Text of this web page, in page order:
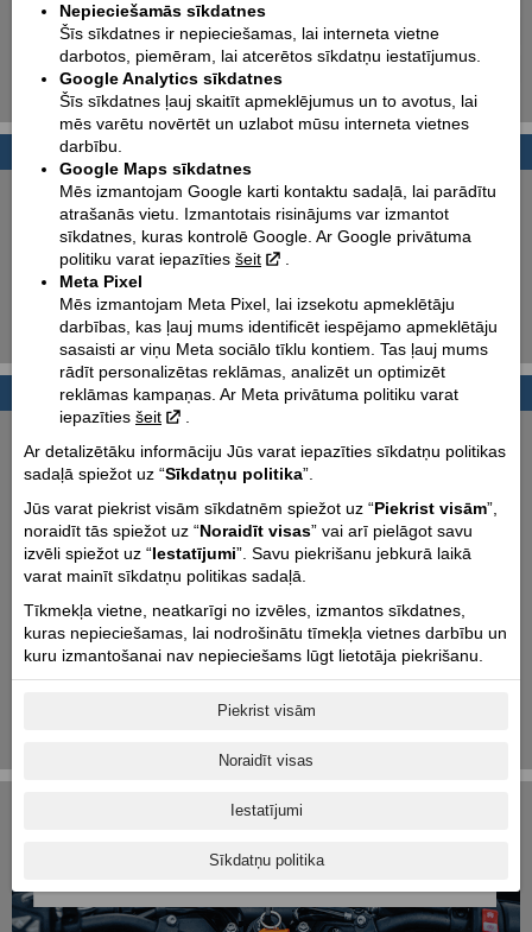
Izvēlēties
Izvēlēties
Meklēt!
Foto galerijas
PIAGGIO 50cc motorolleri
PIAGGIO MP3 350 & 500
Trīsriteņu inovācija.
100 % itāļu elegance!
Piaggio Group modeļiem
2026-07-07
Motociklu uzglabāšana & transportēšana
2023-10-11
Aktuālās akcijas
2025-06-18
Atlaide dienesta biedriem
2024-09-11
Nepieciešamās sīkdatnes
Šīs sīkdatnes ir nepieciešamas, lai interneta vietne
darbotos, piemēram, lai atcerētos sīkdatņu iestatījumus.
Google Analytics sīkdatnes
Šīs sīkdatnes ļauj skaitīt apmeklējumus un to avotus, lai
mēs varētu novērtēt un uzlabot mūsu interneta vietnes
darbību.
Google Maps sīkdatnes
Mēs izmantojam Google karti kontaktu sadaļā, lai parādītu
atrašanās vietu. Izmantotais risinājums var izmantot
sīkdatnes, kuras kontrolē Google. Ar Google privātuma
politiku varat iepazīties šeit
Meta Pixel
Mēs izmantojam Meta Pixel, lai izsekotu apmeklētāju
darbības, kas ļauj mums identificēt iespējamo apmeklētāju
sasaisti ar viņu Meta sociālo tīklu kontiem. Tas ļauj mums
rādīt personalizētas reklāmas, analizēt un optimizēt
reklāmas kampaņas. Ar Meta privātuma politiku varat
iepazīties šeit
Ar detalizētāku informāciju Jūs varat iepazīties sīkdatņu politikas
sadaļā spiežot uz “Sīkdatņu politika”.
Jūs varat piekrist visām sīkdatnēm spiežot uz “Piekrist visām”,
noraidīt tās spiežot uz “Noraidīt visas” vai arī pielāgot savu
izvēli spiežot uz “Iestatījumi”. Savu piekrišanu jebkurā laikā
varat mainīt sīkdatņu politikas sadaļā.
Tīkmekļa vietne, neatkarīgi no izvēles, izmantos sīkdatnes,
kuras nepieciešamas, lai nodrošinātu tīmekļa vietnes darbību un
kuru izmantošanai nav nepieciešams lūgt lietotāja piekrišanu.
Piekrist visām
Noraidīt visas
Iestatījumi
Sīkdatņu politika